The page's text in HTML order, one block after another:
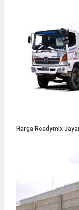
Harga Readymix